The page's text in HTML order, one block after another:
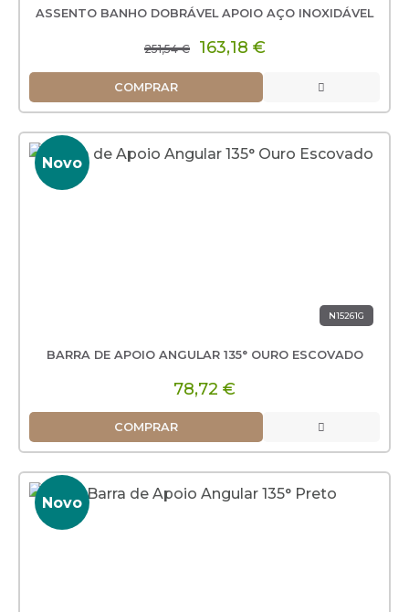
ASSENTO BANHO DOBRÁVEL APOIO AÇO INOXIDÁVEL
251,54 € 163,18 €
COMPRAR
Novo
N15261G
BARRA DE APOIO ANGULAR 135° OURO ESCOVADO
78,72 €
COMPRAR
Novo